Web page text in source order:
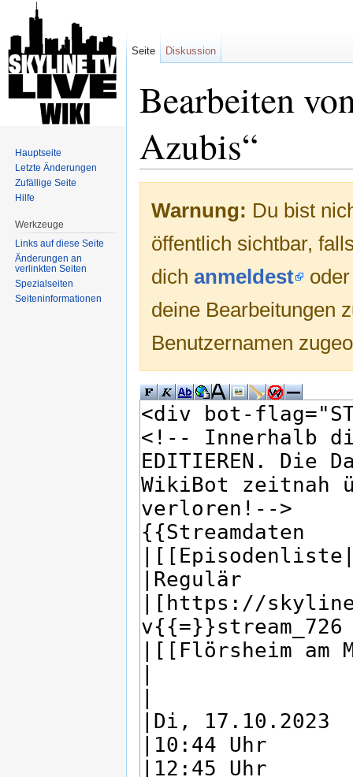
Bearbeiten
Azubis“
Warnung: Du bist
öffentlich sichtbar,
dich anmeldest
deine Bearbeitungen
Benutzernamen
Seite Diskussion
Hauptseite
Letzte Änderungen
Zufällige Seite
Hilfe
Werkzeuge
Links auf diese Seite
Änderungen an
verlinkten Seiten
Spezialseiten
Seiten­informationen